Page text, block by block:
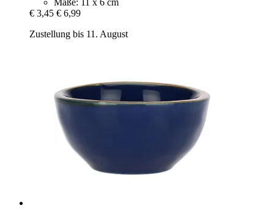
€ 3,45 € 6,99
Zustellung bis 11. August